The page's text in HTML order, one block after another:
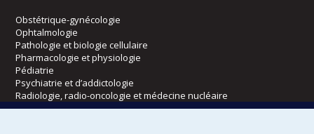
Obstétrique-gynécologie
Ophtalmologie
Pathologie et biologie cellulaire
Pharmacologie et physiologie
Pédiatrie
Psychiatrie et d’addictologie
Radiologie, radio-oncologie et médecine nucléaire